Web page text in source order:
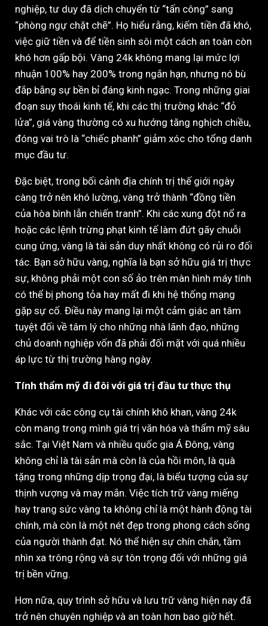
nghiệp, tư duy đã dịch chuyển từ “tấn công” sang
“phòng ngự chặt chẽ”. Họ hiểu rằng, kiếm tiền đã khó,
việc giữ tiền và để tiền sinh sôi một cách an toàn còn
khó hơn gấp bội. Vàng 24k không mang lại mức lợi
nhuận 100% hay 200% trong ngắn hạn, nhưng nó bù
đắp bằng sự bền bỉ đáng kinh ngạc. Trong những giai
đoạn suy thoái kinh tế, khi các thị trường khác “đỏ
lửa”, giá vàng thường có xu hướng tăng nghịch chiều,
đóng vai trò là “chiếc phanh” giảm xóc cho tổng danh
mục đầu tư.
Đặc biệt, trong bối cảnh địa chính trị thế giới ngày
càng trở nên khó lường, vàng trở thành “đồng tiền
của hòa bình lẫn chiến tranh”. Khi các xung đột nổ ra
hoặc các lệnh trừng phạt kinh tế làm đứt gãy chuỗi
cung ứng, vàng là tài sản duy nhất không có rủi ro đối
tác. Bạn sở hữu vàng, nghĩa là bạn sở hữu giá trị thực
sự, không phải một con số ảo trên màn hình máy tính
có thể bị phong tỏa hay mất đi khi hệ thống mạng
gặp sự cố. Điều này mang lại một cảm giác an tâm
tuyệt đối về tâm lý cho những nhà lãnh đạo, những
chủ doanh nghiệp vốn đã phải đối mặt với quá nhiều
áp lực từ thị trường hàng ngày.
Tính thẩm mỹ đi đôi với giá trị đầu tư thực thụ
Khác với các công cụ tài chính khô khan, vàng 24k
còn mang trong mình giá trị văn hóa và thẩm mỹ sâu
sắc. Tại Việt Nam và nhiều quốc gia Á Đông, vàng
không chỉ là tài sản mà còn là của hồi môn, là quà
tặng trong những dịp trọng đại, là biểu tượng của sự
thịnh vượng và may mắn. Việc tích trữ vàng miếng
hay trang sức vàng ta không chỉ là một hành động tài
chính, mà còn là một nét đẹp trong phong cách sống
của người thành đạt. Nó thể hiện sự chín chắn, tầm
nhìn xa trông rộng và sự tôn trọng đối với những giá
trị bền vững.
Hơn nữa, quy trình sở hữu và lưu trữ vàng hiện nay đã
trở nên chuyên nghiệp và an toàn hơn bao giờ hết.